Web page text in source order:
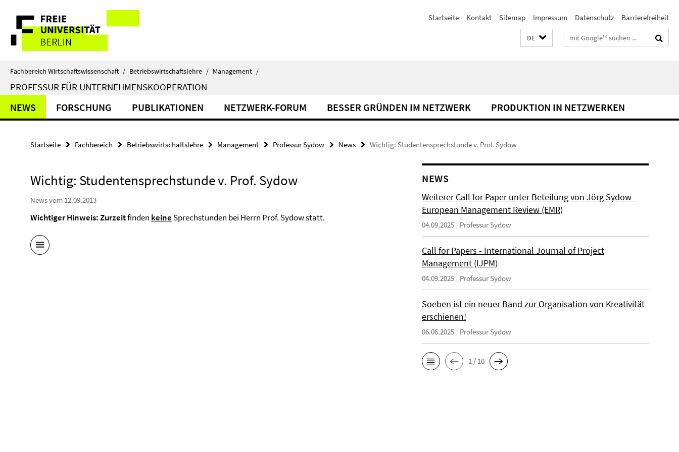
direkt
Inhalt
Service-
Navigation
Startseite Kontakt Sitemap Impressum Datenschutz Barrierefreiheit
DE Suchbegriffe
Fachbereich Wirtschaftswissenschaft / Betriebswirtschaftslehre / Management /
PROFESSUR FÜR UNTERNEHMENSKOOPERATION
NEWS FORSCHUNG PUBLIKATIONEN NETZWERK-FORUM BESSER GRÜNDEN IM NETZWERK PRODUKTION IN NETZWERKEN
Startseite Fachbereich Betriebswirtschaftslehre Management Professur Sydow News Wichtig: Studentensprechstunde v. Prof. Sydow
Wichtig: Studentensprechstunde v. Prof. Sydow
News vom 12.09.2013
Wichtiger Hinweis:Zurzeitfinden keine Sprechstunden bei Herrn Prof. Sydow statt.
NEWS
Weiterer Call for Paper unter Beteilung von Jörg Sydow -
European Management Review (EMR)
04.09.2025 Professur Sydow
Call for Papers - International Journal of Project
Management (IJPM)
04.09.2025 Professur Sydow
Soeben ist ein neuer Band zur Organisation von Kreativität
erschienen!
06.06.2025 Professur Sydow
1 / 10